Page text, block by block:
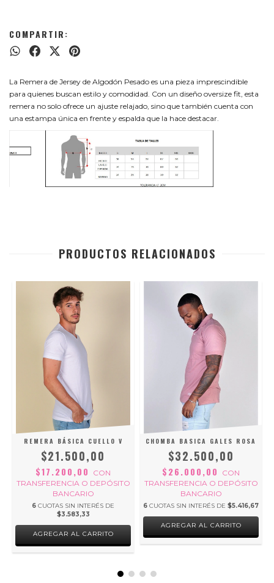
COMPARTIR:
La Remera de Jersey de Algodón Pesado es una pieza imprescindible
para quienes buscan estilo y comodidad. Con un diseño oversize fit, esta
remera no solo ofrece un ajuste relajado, sino que también cuenta con
una estampa única en frente y espalda que la hace destacar.
PRODUCTOS RELACIONADOS
REMERA BÁSICA CUELLO V
$21.500,00
$17.200,00
CON
TRANSFERENCIA O DEPÓSITO
BANCARIO
6 CUOTAS SIN INTERÉS DE
$3.583,33
AGREGAR AL CARRITO
CHOMBA BASICA GALES ROSA
$32.500,00
$26.000,00
CON
TRANSFERENCIA O DEPÓSITO
BANCARIO
6 CUOTAS SIN INTERÉS DE $5.416,67
AGREGAR AL CARRITO